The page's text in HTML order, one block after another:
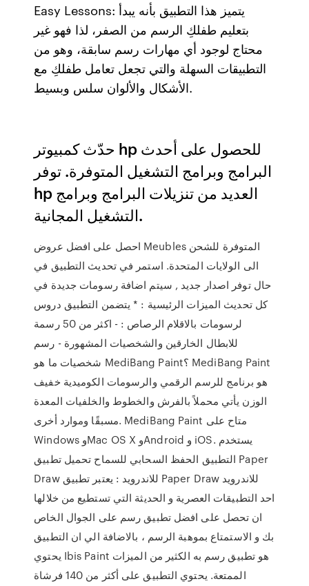
Easy Lessons: يتميز هذا التطبيق بأنه يبدأ
بتعليم طفلكِ الرسم من الصفر، لذا فهو غير
محتاج لوجود أي مهارات رسم سابقة، وهو من
التطبيقات السهلة والتي تجعل تعامل طفلكِ مع
الأشكال والألوان سلس وبسيط.
حدّث كمبيوتر hp للحصول على أحدث
البرامج وبرامج التشغيل المتوفرة. توفر
hp العديد من تنزيلات البرامج وبرامج
التشغيل المجانية.
احصل على افضل عروض Meubles المتوفرة للشحن
الى الولايات المتحدة. استمر في تحديث التطبيق في
حال توفر اصدار جديد , سيتم اضافة رسومات جديدة في
كل تحديث الميزات الرئيسية : * يتضمن التطبيق دروس
لرسومات بالاقلام الرصاص : - اكثر من 50 رسمة
للابطال الخارقين والشخصيات المشهورة - رسم
شخصيات ما هو MediBang Paint؟ MediBang Paint
هو برنامج للرسم الرقمي والرسومات الكوميدية خفيف
الوزن يأتي محملاً بالفرش والخطوط والخلفيات المعدة
مسبقًا وموارد أخرى. MediBang Paint متاح على
Windows وMac OS X وAndroid و iOS. يستخدم
التطبيق الحفظ السحابي للسماح تحميل تطبيق Paper
Draw للاندرويد : يعتبر تطبيق Paper Draw للاندرويد
احد التطبيقات العصرية و الحديثة التي تستطيع من خلالها
ان تحصل على افضل تطبيق رسم على الجوال الخاص
بك و الاستمتاع بموهبة الرسم ، بالاضافة الي ان التطبيق
يحتوي Ibis Paint هو تطبيق رسم به الكثير من الميزات
الممتعة. يحتوي التطبيق على أكثر من 140 فرشاة